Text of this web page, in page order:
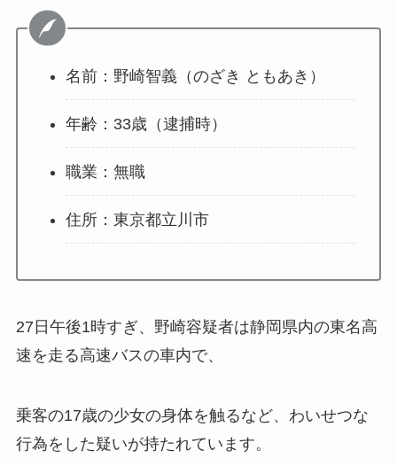
名前：野崎智義（のざき ともあき）
年齢：33歳（逮捕時）
職業：無職
住所：東京都立川市
27日午後1時すぎ、野崎容疑者は静岡県内の東名高
速を走る高速バスの車内で、
乗客の17歳の少女の身体を触るなど、わいせつな
行為をした疑いが持たれています。